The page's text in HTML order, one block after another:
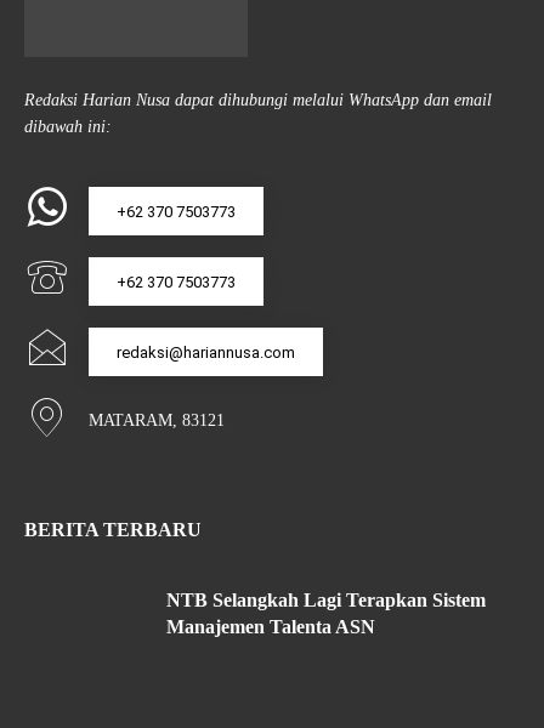
Redaksi Harian Nusa dapat dihubungi melalui WhatsApp dan email
dibawah ini:
+62 370 7503773
+62 370 7503773
redaksi@hariannusa.com
MATARAM, 83121
BERITA TERBARU
NTB Selangkah Lagi Terapkan Sistem
Manajemen Talenta ASN